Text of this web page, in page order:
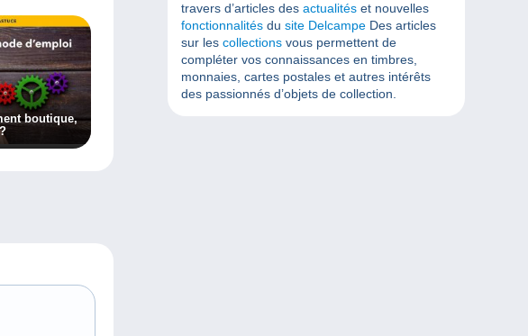
boutique,
travers d’articles des actualités et nouvelles
fonctionnalités du site Delcampe Des articles
sur les collections vous permettent de
compléter vos connaissances en timbres,
monnaies, cartes postales et autres intérêts
des passionnés d’objets de collection.